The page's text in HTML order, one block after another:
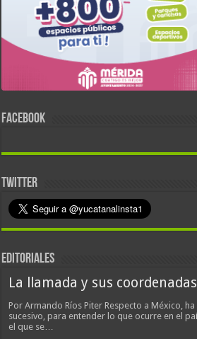
FACEBOOK
TWITTER
EDITORIALES
La llamada y sus coordenadas
Por Armando Ríos Piter Respecto a México,
sucesivo, para entender lo que ocurre en el
el que se…